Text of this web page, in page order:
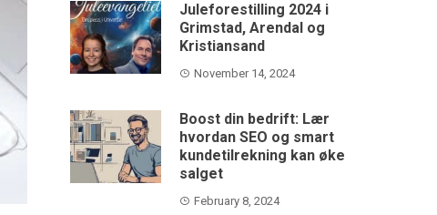
Juleforestilling 2024 i
Grimstad, Arendal og
Kristiansand
November 14, 2024
Boost din bedrift: Lær
hvordan SEO og smart
kundetilrekning kan øke
salget
February 8, 2024